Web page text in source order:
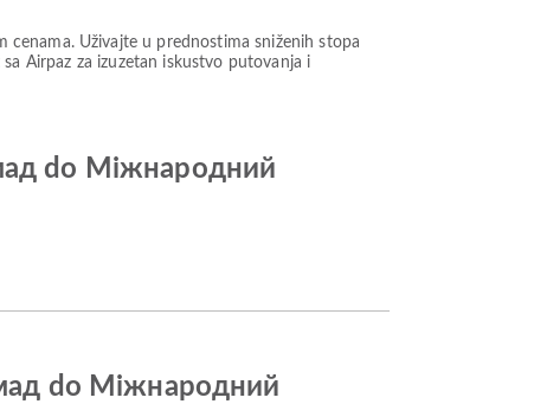
Uživajte u prednostima sniženih stopa
Airpaz za izuzetan iskustvo putovanja i
do Міжнародний
do Міжнародний